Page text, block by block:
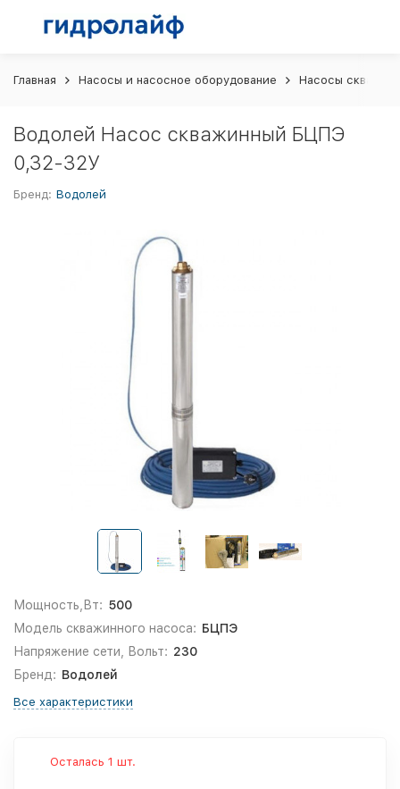
Главная Насосы и насосное оборудование Насосы
Водолей Насос скважинный БЦПЭ
0,32-32У
Бренд: Водолей
Мощность,Вт: 500
Модель скважинного насоса: БЦПЭ
Напряжение сети, Вольт: 230
Бренд: Водолей
Все характеристики
Осталась 1 шт.